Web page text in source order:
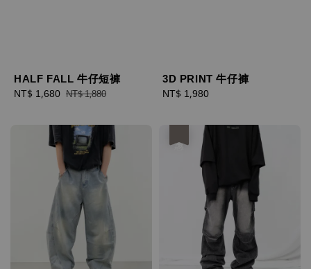
HALF FALL 牛仔短褲
Sale
NT$ 1,680 Regular
NT$ 1,880
3D PRINT 牛仔褲
Regular
NT$ 1,980